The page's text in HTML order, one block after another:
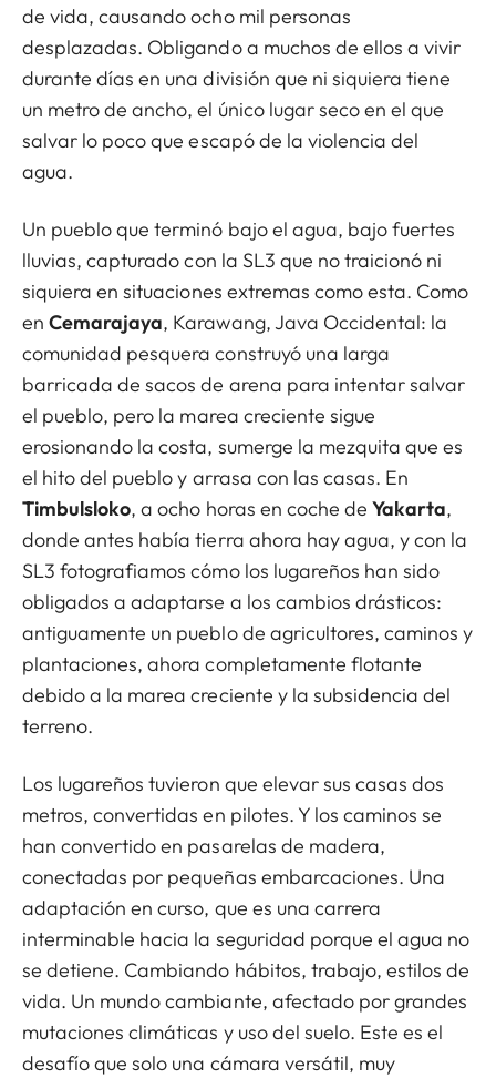
de vida, causando ocho mil personas
desplazadas. Obligando a muchos de ellos a vivir
durante días en una división que ni siquiera tiene
un metro de ancho, el único lugar seco en el que
salvar lo poco que escapó de la violencia del
agua.
Un pueblo que terminó bajo el agua, bajo fuertes
lluvias, capturado con la SL3 que no traicionó ni
siquiera en situaciones extremas como esta. Como
enCemarajaya, Karawang, Java Occidental: la
comunidad pesquera construyó una larga
barricada de sacos de arena para intentar salvar
el pueblo, pero la marea creciente sigue
erosionando la costa, sumerge la mezquita que es
el hito del pueblo y arrasa con las casas. En
Timbulsloko, a ocho horas en coche de Yakarta,
donde antes había tierra ahora hay agua, y con la
SL3 fotografiamos cómo los lugareños han sido
obligados a adaptarse a los cambios drásticos:
antiguamente un pueblo de agricultores, caminos y
plantaciones, ahora completamente flotante
debido a la marea creciente y la subsidencia del
terreno.
Los lugareños tuvieron que elevar sus casas dos
metros, convertidas en pilotes. Y los caminos se
han convertido en pasarelas de madera,
conectadas por pequeñas embarcaciones. Una
adaptación en curso, que es una carrera
interminable hacia la seguridad porque el agua no
se detiene. Cambiando hábitos, trabajo, estilos de
vida. Un mundo cambiante, afectado por grandes
mutaciones climáticas y uso del suelo. Este es el
desafío que solo una cámara versátil, muy